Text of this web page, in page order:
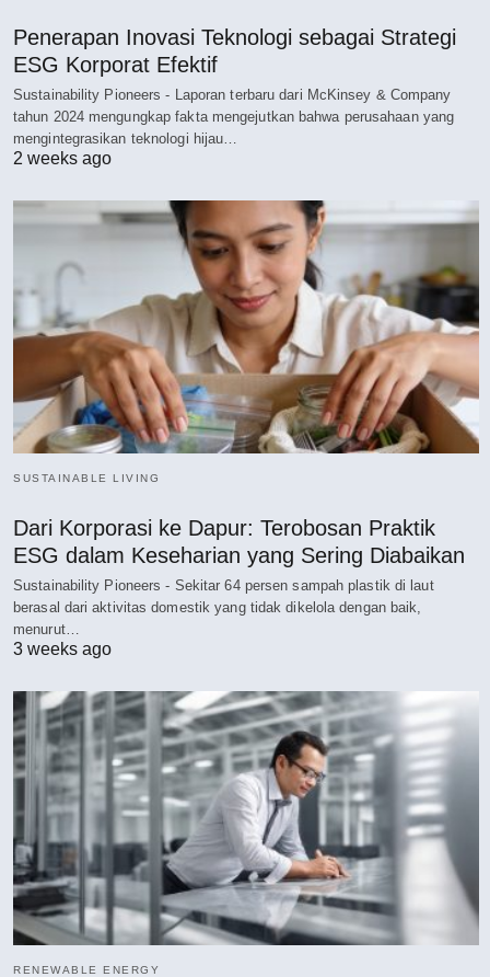
Penerapan Inovasi Teknologi sebagai Strategi
ESG Korporat Efektif
Sustainability Pioneers - Laporan terbaru dari McKinsey & Company
tahun 2024 mengungkap fakta mengejutkan bahwa perusahaan yang
mengintegrasikan teknologi hijau…
2 weeks ago
SUSTAINABLE LIVING
Dari Korporasi ke Dapur: Terobosan Praktik
ESG dalam Keseharian yang Sering Diabaikan
Sustainability Pioneers - Sekitar 64 persen sampah plastik di laut
berasal dari aktivitas domestik yang tidak dikelola dengan baik,
menurut…
3 weeks ago
RENEWABLE ENERGY